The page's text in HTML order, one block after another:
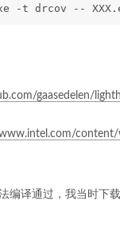
-t drcov --
gaasedelen/
编译通过，我当时下